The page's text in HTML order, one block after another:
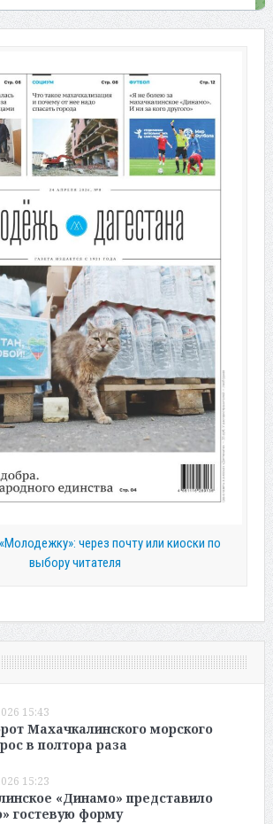
через почту или киоски по
выбору читателя
15:43
Махачкалинского морского
в полтора раза
15:23
«Динамо» представило
гостевую форму